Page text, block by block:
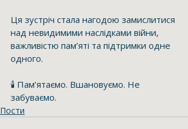
Ця зустріч стала нагодою замислитися
над невидимими наслідками війни,
важливістю пам’яті та підтримки одне
одного.
🕯️ Пам’ятаємо. Вшановуємо. Не
забуваємо.
Пости